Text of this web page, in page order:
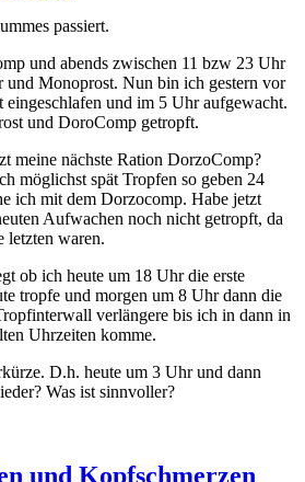
passiert.
und abends zwischen 11 bzw 23 Uhr
Monoprost. Nun bin ich gestern vor
eingeschlafen und im 5 Uhr aufgewacht.
und DoroComp getropft.
meine nächste Ration DorzoComp?
möglichst spät Tropfen so geben 24
ich mit dem Dorzocomp. Habe jetzt
Aufwachen noch nicht getropft, da
letzten waren.
ob ich heute um 18 Uhr die erste
tropfe und morgen um 8 Uhr dann die
verlängere bis ich in dann in
Uhrzeiten komme.
D.h. heute um 3 Uhr und dann
Was ist sinnvoller?
und Kopfschmerzen